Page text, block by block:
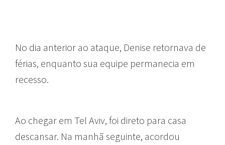
No dia anterior ao ataque, Denise retornava de
férias, enquanto sua equipe permanecia em
recesso.
Ao chegar em Tel Aviv, foi direto para casa
descansar. Na manhã seguinte, acordou